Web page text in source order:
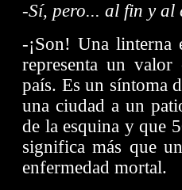
-Sí, pero... al fin y al
-¡Son! Una linterna
representa un
país. Es un síntoma
una ciudad a un
de la esquina y que
significa más que
enfermedad mortal.